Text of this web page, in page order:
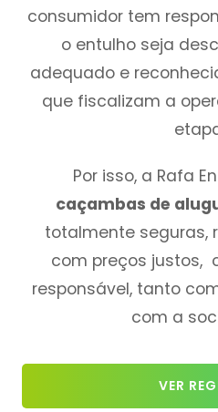
consumidor tem
o entulho seja
adequado e
que fiscalizam a
Por isso, a Rafa
caçambas de
totalmente seguras,
com preços justos,
responsável, tanto
com a
VER